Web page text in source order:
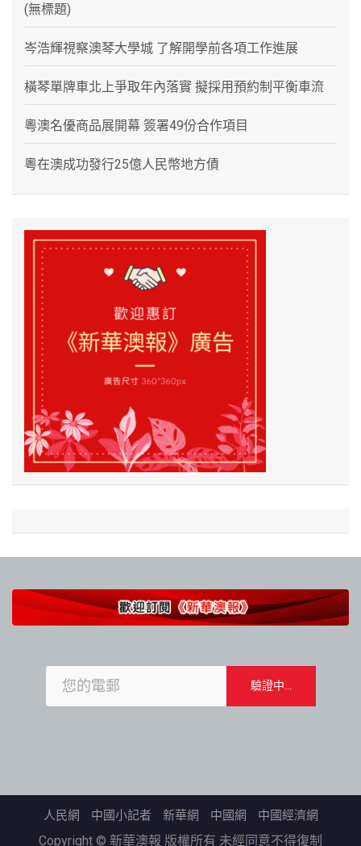
(無標題)
岑浩輝視察澳琴大學城 了解開學前各項工作進展
橫琴單牌車北上爭取年內落實 擬採用預約制平衡車流
粵澳名優商品展開幕 簽署49份合作項目
粵在澳成功發行25億人民幣地方債
人民網 中國小記者 新華網 中國網 中國經濟網
Copyright © 新華澳報 版權所有 未經同意不得復制